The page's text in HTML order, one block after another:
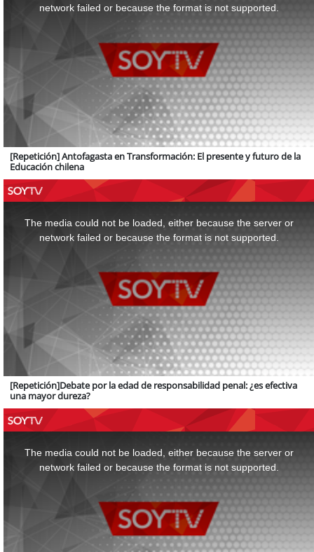
network failed or because the format is not supported.
[Repetición] Antofagasta en Transformación: El presente y futuro de la
Educación chilena
The media could not be loaded, either because the server or
network failed or because the format is not supported.
[Repetición]Debate por la edad de responsabilidad penal: ¿es efectiva
una mayor dureza?
The media could not be loaded, either because the server or
network failed or because the format is not supported.